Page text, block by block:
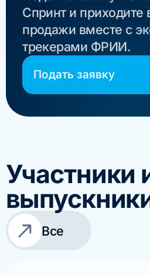
Спринт и приходите
продажи вместе с
трекерами ФРИИ.
Подать заявку
Участники
Все